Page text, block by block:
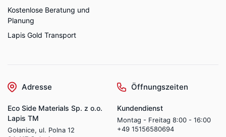
Kostenlose Beratung und
Planung
Lapis Gold Transport
Adresse
Eco Side Materials Sp. z o.o.
Lapis TM
Gołanice, ul. Polna 12
Öffnungszeiten
Kundendienst
Montag - Freitag 8:00 - 16:00
+49 15156580694